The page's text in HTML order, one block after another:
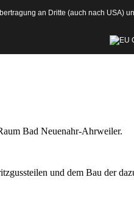
Bad Neuenahr-Ahrweiler.
und dem Bau der
an Dritte (auch nach USA)